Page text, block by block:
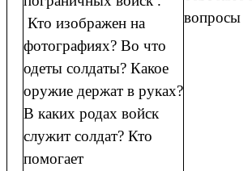
Кто изображен на
фотографиях? Во что
одеты солдаты? Какое
оружие держат в руках?
В каких родах войск
служит солдат? Кто
помогает
вопросы